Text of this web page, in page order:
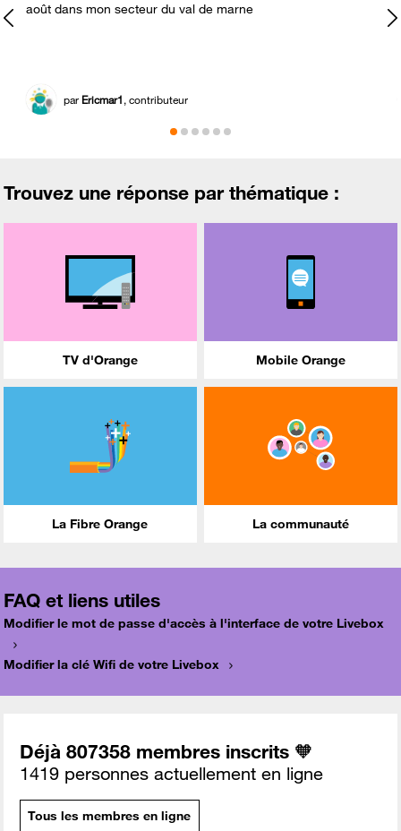
août dans mon secteur du val de marne
par Ericmar1, contributeur
Trouvez une réponse par thématique :
TV d'Orange Mobile Orange
La Fibre Orange La communauté
FAQ et liens utiles
Modifier le mot de passe d'accès à l'interface de votre Livebox
Modifier la clé Wifi de votre Livebox
Déjà 807358 membres inscrits 🧡
1419 personnes actuellement en ligne
Tous les membres en ligne